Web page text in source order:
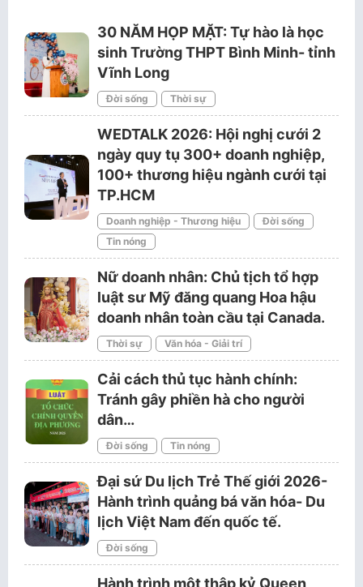
30 NĂM HỌP MẶT: Tự hào là học
sinh Trường THPT Bình Minh- tỉnh
Vĩnh Long
Đời sống Thời sự
WEDTALK 2026: Hội nghị cưới 2
ngày quy tụ 300+ doanh nghiệp,
100+ thương hiệu ngành cưới tại
TP.HCM
Doanh nghiệp - Thương hiệu
Đời sống
Tin nóng
Nữ doanh nhân: Chủ tịch tổ hợp
luật sư Mỹ đăng quang Hoa hậu
doanh nhân toàn cầu tại Canada.
Thời sự Văn hóa - Giải trí
Cải cách thủ tục hành chính:
Tránh gây phiền hà cho người
dân…
Đời sống Tin nóng
Đại sứ Du lịch Trẻ Thế giới 2026-
Hành trình quảng bá văn hóa- Du
lịch Việt Nam đến quốc tế.
Đời sống
Hành trình một thập kỷ Queen